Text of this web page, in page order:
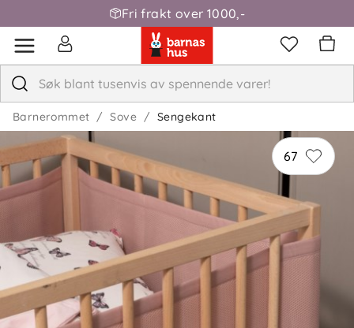
Fri frakt over 1000,-
Barnerommet Sove Sengekant
67